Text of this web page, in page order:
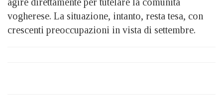
vogherese. La situazione, intanto, resta tesa, con
crescenti preoccupazioni in vista di settembre.